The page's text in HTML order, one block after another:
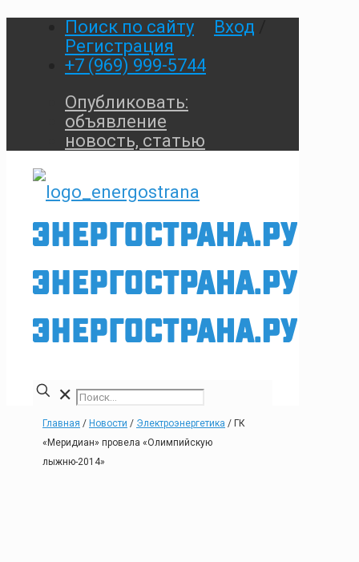
Поиск по сайту Вход
Регистрация
+7 (969) 999-5744
Опубликовать:
объявление
новость, статью
✕
Главная / Новости / Электроэнергетика / ГК
«Меридиан» провела «Олимпийскую
лыжню-2014»